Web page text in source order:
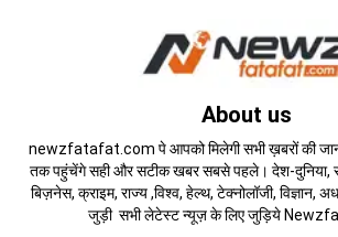
About us
newzfatafat.com पे आपको मिलेगी सभी ख़बरों की
तक पहुंचेंगे सही और सटीक खबर सबसे पहले। देश-दुनिया,
बिज़नेस, क्राइम, राज्य ,विश्व, हेल्थ, टेक्नोलॉजी, विज्ञान,
जुड़ी सभी लेटेस्ट न्यूज़ के लिए जुड़िये